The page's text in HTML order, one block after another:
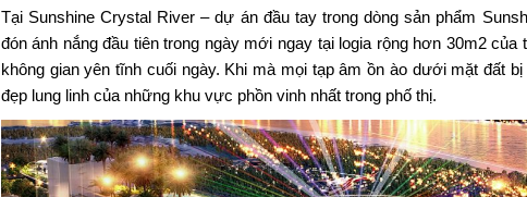
Tại Sunshine Crystal River – dự án đầu tay trong dòng sản phẩm
đón ánh nắng đầu tiên trong ngày mới ngay tại logia rộng hơn 30m2
không gian yên tĩnh cuối ngày. Khi mà mọi tạp âm ồn ào dưới mặt đất
đẹp lung linh của những khu vực phồn vinh nhất trong phố thị.